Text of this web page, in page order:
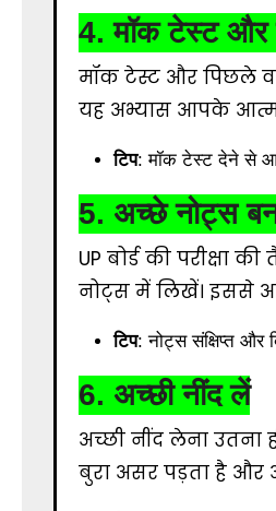
4.मॉक टेस्ट और
मॉक टेस्ट और पिछले
यह अभ्यास आपके
टिप: मॉक टेस्ट देने से
5. अच्छे नोट्स
UP बोर्ड की परीक्षा
नोट्स में लिखें। इससे
टिप: नोट्स संक्षिप्त
6. अच्छी नींद लें
अच्छी नींद लेना उतना
बुरा असर पड़ता है और